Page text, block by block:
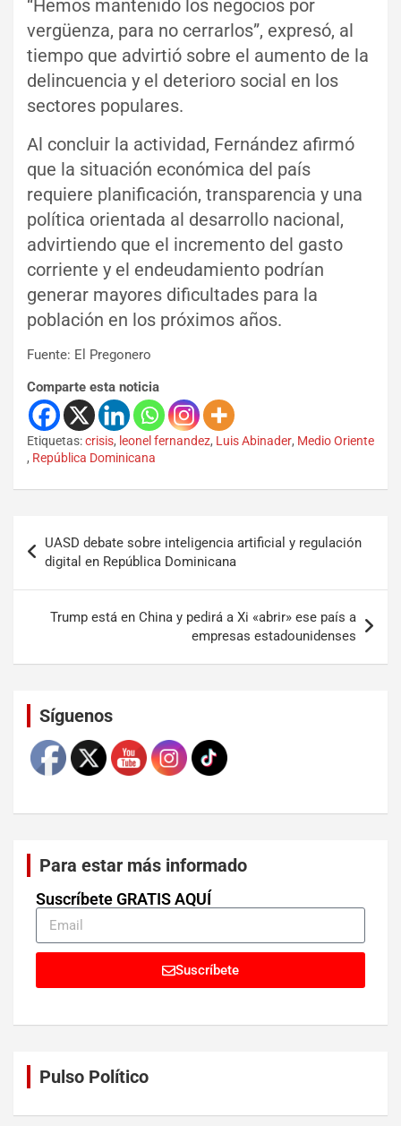
“Hemos mantenido los negocios por
vergüenza, para no cerrarlos”, expresó, al
tiempo que advirtió sobre el aumento de la
delincuencia y el deterioro social en los
sectores populares.
Al concluir la actividad, Fernández afirmó
que la situación económica del país
requiere planificación, transparencia y una
política orientada al desarrollo nacional,
advirtiendo que el incremento del gasto
corriente y el endeudamiento podrían
generar mayores dificultades para la
población en los próximos años.
Fuente: El Pregonero
Comparte esta noticia
Etiquetas:crisis, leonel fernandez, Luis Abinader, Medio Oriente
, República Dominicana
UASD debate sobre inteligencia artificial y regulación
digital en República Dominicana
Trump está en China y pedirá a Xi «abrir» ese país a
empresas estadounidenses
Síguenos
Para estar más informado
Suscríbete GRATIS AQUÍ
Suscríbete
Pulso Político